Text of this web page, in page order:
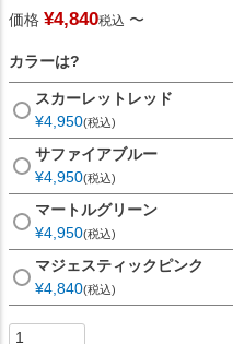
価格 ¥4,840税込 〜
カラーは?
スカーレットレッド
¥4,950 税込
サファイアブルー
¥4,950 税込
マートルグリーン
¥4,950 税込
マジェスティックピンク
¥4,840 税込